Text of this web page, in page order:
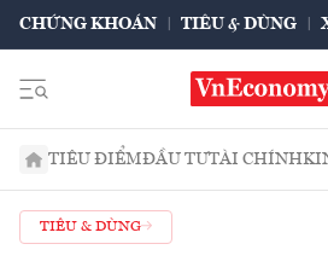
CHỨNG KHOÁN TIÊU & DÙNG
TIÊU ĐIỂMĐẦU TƯTÀI CHÍNH
TIÊU & DÙNG